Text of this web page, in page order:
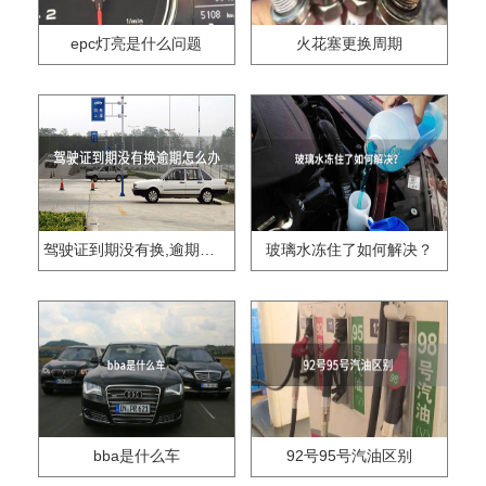
epc灯亮是什么问题 火花塞更换周期
驾驶证到期没有换,逾期怎么办?? 玻璃水冻住了如何解决？
bba是什么车 92号95号汽油区别